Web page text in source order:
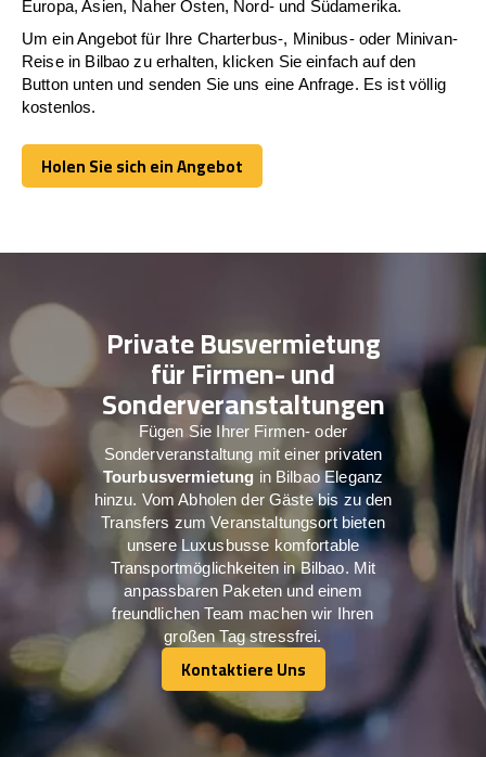
Europa, Asien, Naher Osten, Nord- und Südamerika.
Um ein Angebot für Ihre Charterbus-, Minibus- oder Minivan-
Reise in Bilbao zu erhalten, klicken Sie einfach auf den
Button unten und senden Sie uns eine Anfrage. Es ist völlig
kostenlos.
Holen Sie sich ein Angebot
Holen Sie sich ein Angebot
Private Busvermietung
für Firmen- und
Sonderveranstaltungen
Fügen Sie Ihrer Firmen- oder
Sonderveranstaltung mit einer privaten
Tourbusvermietung in Bilbao Eleganz
hinzu. Vom Abholen der Gäste bis zu den
Transfers zum Veranstaltungsort bieten
unsere Luxusbusse komfortable
Transportmöglichkeiten in Bilbao. Mit
anpassbaren Paketen und einem
freundlichen Team machen wir Ihren
großen Tag stressfrei.
Kontaktiere Uns
Kontaktiere Uns